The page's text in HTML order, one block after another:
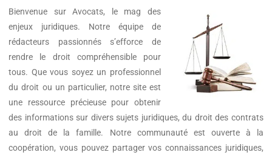
Bienvenue surAvocats, le mag des
enjeux juridiques. Notre équipe de
rédacteurs passionnés s’efforce de
rendre le droit compréhensible pour
tous. Que vous soyez un professionnel
du droit ou un particulier, notre site est
une ressource précieuse pour obtenir
des informations sur divers sujets juridiques, du droit des contrats
au droit de la famille. Notre communauté est ouverte à la
coopération, vous pouvez partager vos connaissances juridiques,